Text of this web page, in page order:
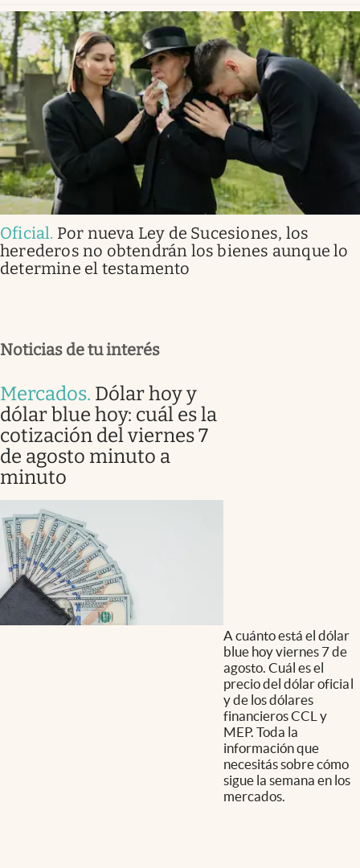
Oficial. Por nueva Ley de Sucesiones, los
herederos no obtendrán los bienes aunque lo
determine el testamento
Noticias de tu interés
Mercados. Dólar hoy y
dólar blue hoy: cuál es la
cotización del viernes 7
de agosto minuto a
minuto
A cuánto está el dólar
blue hoy viernes 7 de
agosto. Cuál es el
precio del dólar oficial
y de los dólares
financieros CCL y
MEP. Toda la
información que
necesitás sobre cómo
sigue la semana en los
mercados.